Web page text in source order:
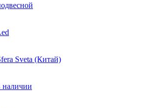
Sveta (Китай)
наличии